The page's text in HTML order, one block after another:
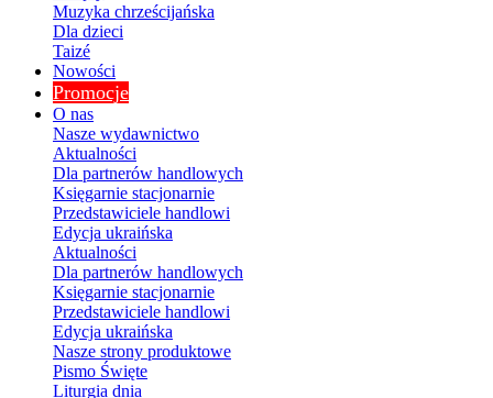
Muzyka chrześcijańska
Dla dzieci
Taizé
Nowości
Promocje
O nas
Nasze wydawnictwo
Aktualności
Dla partnerów handlowych
Księgarnie stacjonarnie
Przedstawiciele handlowi
Edycja ukraińska
Aktualności
Dla partnerów handlowych
Księgarnie stacjonarnie
Przedstawiciele handlowi
Edycja ukraińska
Nasze strony produktowe
Pismo Święte
Liturgia dnia